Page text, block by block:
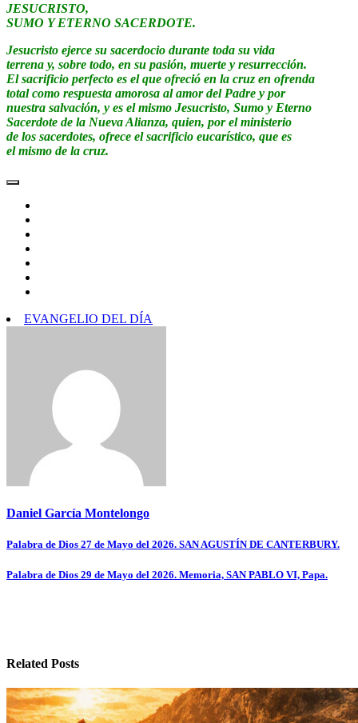
JESUCRISTO,
SUMO Y ETERNO SACERDOTE.
Jesucristo ejerce su sacerdocio durante toda su vida
terrena y, sobre todo, en su pasión, muerte y resurrección.
El sacrificio perfecto es el que ofreció en la cruz en ofrenda
total como respuesta amorosa al amor del Padre y por
nuestra salvación, y es el mismo Jesucristo, Sumo y Eterno
Sacerdote de la Nueva Alianza, quien, por el ministerio
de los sacerdotes, ofrece el sacrificio eucarístico, que es
el mismo de la cruz.
EVANGELIO DEL DÍA
Daniel García Montelongo
Navegación
de
Palabra de Dios 27 de Mayo del 2026. SAN AGUSTÍN DE CANTERBURY.
Palabra de Dios 29 de Mayo del 2026. Memoria, SAN PABLO VI, Papa.
Related Posts